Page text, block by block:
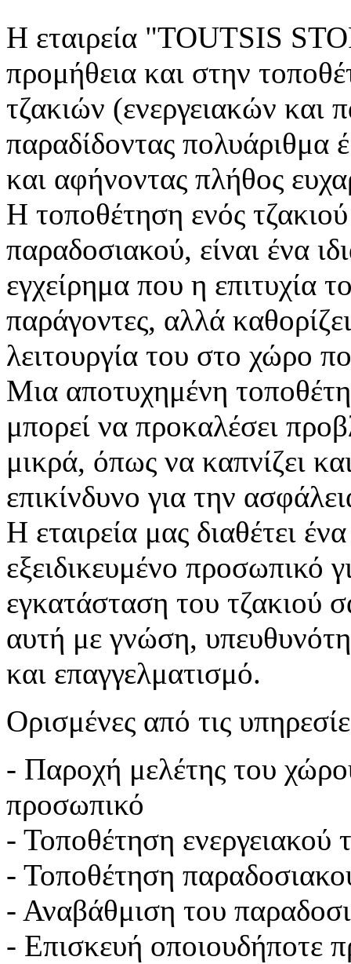
Η εταιρεία "TOUTSIS
προμήθεια και στην
τζακιών (ενεργειακών
παραδίδοντας πολυάριθμα
και αφήνοντας πλήθος
Η τοποθέτηση ενός τζακιού
παραδοσιακού, είναι ένα
εγχείρημα που η επιτυχία
παράγοντες, αλλά
λειτουργία του στο χώρο
Μια αποτυχημένη
μπορεί να προκαλέσει
μικρά, όπως να καπνίζει
επικίνδυνο για την
Η εταιρεία μας διαθέτει
εξειδικευμένο προσωπικό
εγκατάσταση του τζακιού
αυτή με γνώση,
και επαγγελματισμό.
Ορισμένες από τις
- Παροχή μελέτης του
προσωπικό
- Τοποθέτηση ενεργειακού
- Τοποθέτηση
- Αναβάθμιση του
- Επισκευή οποιουδήποτε